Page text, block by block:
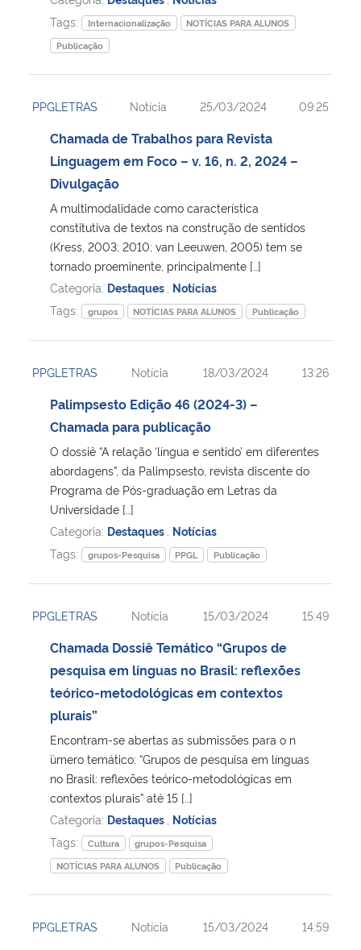
Tags:
Internacionalização
NOTÍCIAS PARA ALUNOS
Publicação
PPGLETRAS Notícia 25/03/2024 09:25
Chamada de Trabalhos para Revista
Linguagem em Foco – v. 16, n. 2, 2024 –
Divulgação
A multimodalidade como característica
constitutiva de textos na construção de sentidos
(Kress, 2003; 2010; van Leeuwen, 2005) tem se
tornado proeminente, principalmente […]
Categoria: Destaques Notícias
Tags:
grupos NOTÍCIAS PARA ALUNOS Publicação
PPGLETRAS Notícia 18/03/2024 13:26
Palimpsesto Edição 46 (2024-3) –
Chamada para publicação
O dossiê “A relação ‘língua e sentido’ em diferentes
abordagens”, da Palimpsesto, revista discente do
Programa de Pós-graduação em Letras da
Universidade […]
Categoria: Destaques Notícias
Tags:
grupos-Pesquisa PPGL Publicação
PPGLETRAS Notícia 15/03/2024 15:49
Chamada Dossiê Temático “Grupos de
pesquisa em línguas no Brasil: reflexões
teórico-metodológicas em contextos
plurais”
Encontram-se abertas as submissões para o n
´úmero temático: “Grupos de pesquisa em línguas
no Brasil: reflexões teórico-metodológicas em
contextos plurais” até 15 […]
Categoria: Destaques Notícias
Tags:
Cultura
grupos-Pesquisa
NOTÍCIAS PARA ALUNOS
Publicação
PPGLETRAS Notícia 15/03/2024 14:59